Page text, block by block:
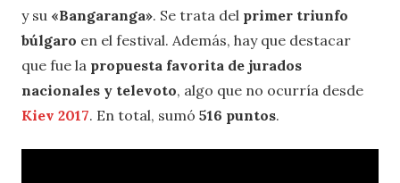
y su «Bangaranga». Se trata del primer triunfo
búlgaro en el festival. Además, hay que destacar
que fue la propuesta favorita de jurados
nacionales y televoto, algo que no ocurría desde
Kiev 2017. En total, sumó 516 puntos.